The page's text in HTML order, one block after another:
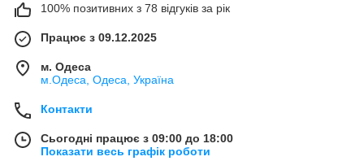
100% позитивних з 78 відгуків за рік
Працює з 09.12.2025
м. Одеса
м.Одеса, Одеса, Україна
Контакти
Сьогодні працює з 09:00 до 18:00
Показати весь графік роботи